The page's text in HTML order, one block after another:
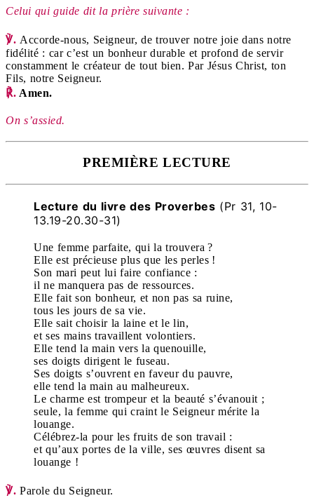
Celui qui guide dit la prière suivante :
℣. Accorde-nous, Seigneur, de trouver notre joie dans notre
fidélité : car c’est un bonheur durable et profond de servir
constamment le créateur de tout bien. Par Jésus Christ, ton
Fils, notre Seigneur.
℟. Amen.
On s’assied.
PREMIÈRE LECTURE
Lecture du livre des Proverbes (Pr 31, 10-
13.19-20.30-31)
Une femme parfaite, qui la trouvera ?
Elle est précieuse plus que les perles !
Son mari peut lui faire confiance :
il ne manquera pas de ressources.
Elle fait son bonheur, et non pas sa ruine,
tous les jours de sa vie.
Elle sait choisir la laine et le lin,
et ses mains travaillent volontiers.
Elle tend la main vers la quenouille,
ses doigts dirigent le fuseau.
Ses doigts s’ouvrent en faveur du pauvre,
elle tend la main au malheureux.
Le charme est trompeur et la beauté s’évanouit ;
seule, la femme qui craint le Seigneur mérite la
louange.
Célébrez-la pour les fruits de son travail :
et qu’aux portes de la ville, ses œuvres disent sa
louange !
℣. Parole du Seigneur.